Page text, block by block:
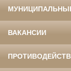
ВАКАНСИИ